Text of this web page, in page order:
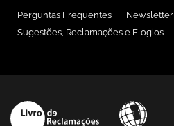
Perguntas Frequentes
Newsletter
Sugestões, Reclamações e Elogios